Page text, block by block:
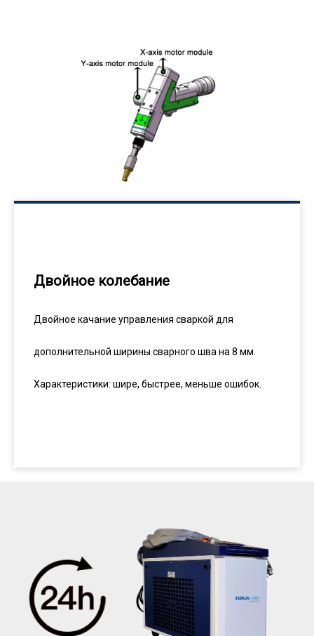
Двойное колебание
Двойное качание управления сваркой для
дополнительной ширины сварного шва на 8 мм.
Характеристики: шире, быстрее, меньше ошибок.